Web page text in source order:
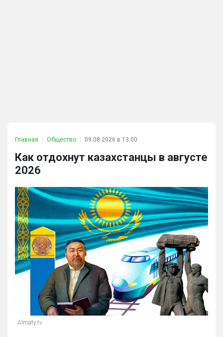
Главная Общество 09.08.2026 в 13:00
Как отдохнут казахстанцы в августе
2026
Almaty.tv